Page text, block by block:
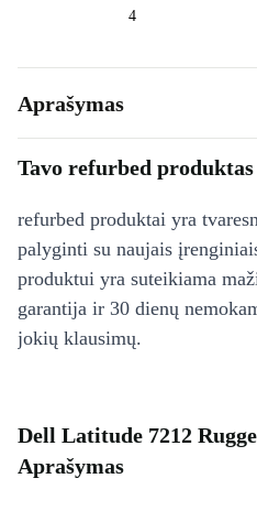
4
Aprašymas
Tavo refurbed produktas
refurbed produktai yra
palyginti su naujais
produktui yra suteikiama
garantija ir 30 dienų
jokių klausimų.
Dell Latitude 7212
Aprašymas